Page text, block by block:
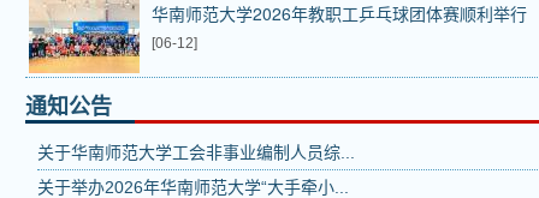
华南师范大学2026年教职工乒乓球团体赛顺利举行
[06-12]
通知公告
关于华南师范大学工会非事业编制人员综...
关于举办2026年华南师范大学“大手牵小...